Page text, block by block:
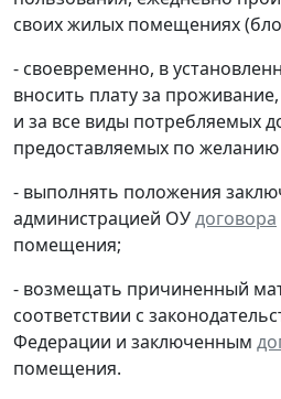
своих жилых помещениях
- своевременно, в
вносить плату за
и за все виды потребляемых
предоставляемых по
- выполнять положения
администрацией ОУдоговора
помещения;
- возмещать причиненный
соответствии с
Федерации и заключенным
помещения.